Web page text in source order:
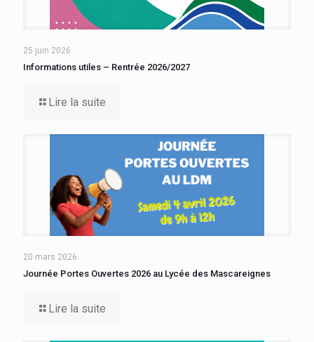
25 juin 2026
Informations utiles – Rentrée 2026/2027
Lire la suite
20 mars 2026
Journée Portes Ouvertes 2026 au Lycée des Mascareignes
Lire la suite